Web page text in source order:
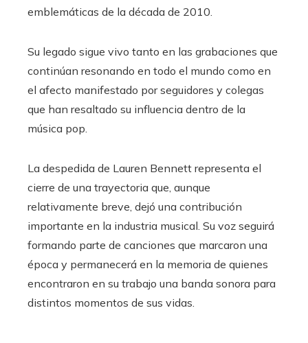
emblemáticas de la década de 2010.
Su legado sigue vivo tanto en las grabaciones que
continúan resonando en todo el mundo como en
el afecto manifestado por seguidores y colegas
que han resaltado su influencia dentro de la
música pop.
La despedida de Lauren Bennett representa el
cierre de una trayectoria que, aunque
relativamente breve, dejó una contribución
importante en la industria musical. Su voz seguirá
formando parte de canciones que marcaron una
época y permanecerá en la memoria de quienes
encontraron en su trabajo una banda sonora para
distintos momentos de sus vidas.